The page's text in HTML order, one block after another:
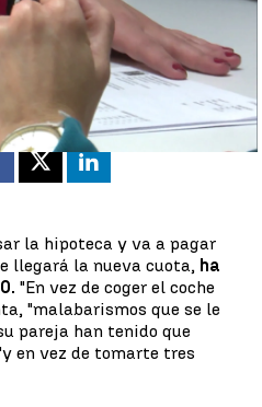
de 2022, 17:20
X Linkedin
la hipoteca y va a pagar
llegará la nueva cuota, ha
"En vez de coger el coche
"malabarismos que se le
pareja han tenido que
en vez de tomarte tres